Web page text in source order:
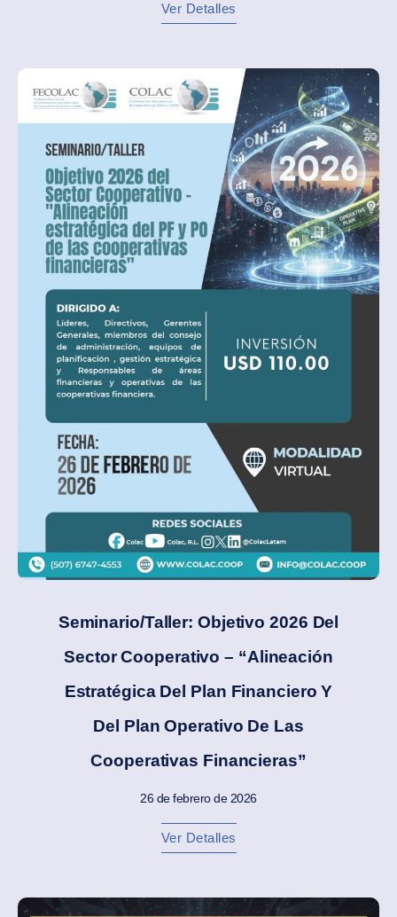
Ver Detalles
Seminario/Taller: Objetivo 2026 Del
Sector Cooperativo – “Alineación
Estratégica Del Plan Financiero Y
Del Plan Operativo De Las
Cooperativas Financieras”
26 de febrero de 2026
Ver Detalles